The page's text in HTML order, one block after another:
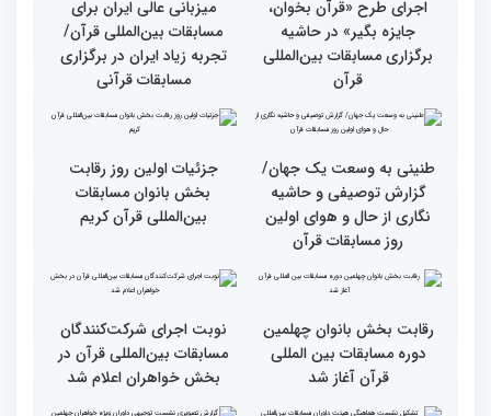
وحدت کشورهای جهان
اسلام مهمترین پیام دریافتی
از مفاهیم و تعالیم قرآن
راهیابی 35 بانو از 40 کشور
به مرحله نهایی مسابقات
بین‌المللی قرآن به میزبانی
ایران
اجرای طرح «قرآن بخوان،
جایزه بگیر» در حاشیه
برگزاری مسابقات بین‌المللی
قرآن
میزبانی عالی ایران برای
مسابقات بین‌المللی قرآن/
تجربه زیاد ایران در برگزاری
طنینی به وسعت یک جهان/
گزارش توصیفی و حاشیه
نگاری از حال و هوای اولین
روز مسابقات قرآن
جزئیات اولین روز رقابت
بخش بانوان مسابقات
بین‌المللی قرآن کریم